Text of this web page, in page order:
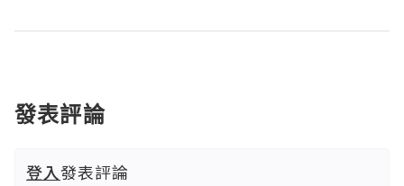
發表評論
登入發表評論